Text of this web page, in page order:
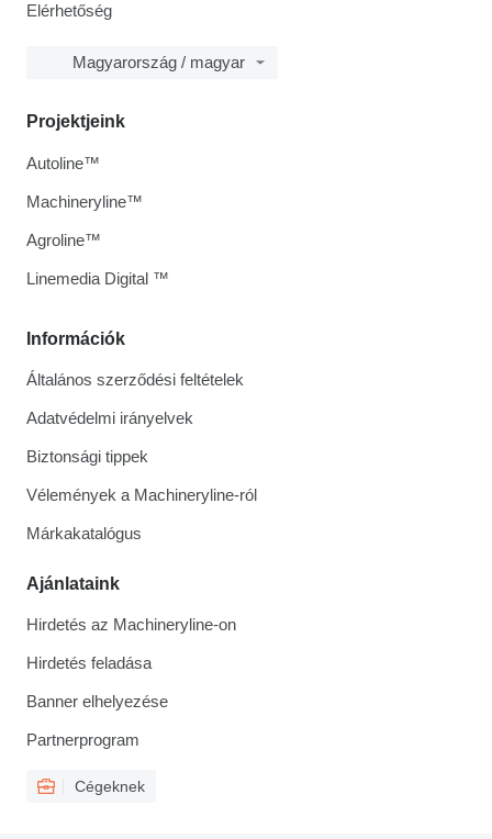
Elérhetőség
Magyarország / magyar
Információk
Általános szerződési feltételek
Adatvédelmi irányelvek
Biztonsági tippek
Vélemények a Machineryline-ról
Márkakatalógus
Ajánlataink
Hirdetés az Machineryline-on
Hirdetés feladása
Banner elhelyezése
Partnerprogram
Cégeknek
Projektjeink
Autoline™
Machineryline™
Agroline™
Linemedia Digital ™